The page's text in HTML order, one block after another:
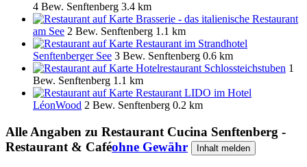
4 Bew. Senftenberg 3.4 km
Brasserie - das italienische Restaurant
am See 2 Bew. Senftenberg 1.1 km
Restaurant im Strandhotel
Senftenberger See 3 Bew. Senftenberg 0.6 km
Hotelrestaurant Schlossteichstuben 1
Bew. Senftenberg 1.1 km
Restaurant LIDO im Hotel
LéonWood 2 Bew. Senftenberg 0.2 km
Alle Angaben zu Restaurant Cucina Senftenberg -
Restaurant & Caféohne Gewähr Inhalt melden